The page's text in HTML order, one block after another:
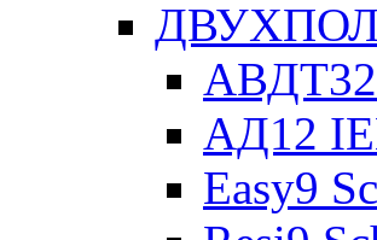
АД12
Easy9